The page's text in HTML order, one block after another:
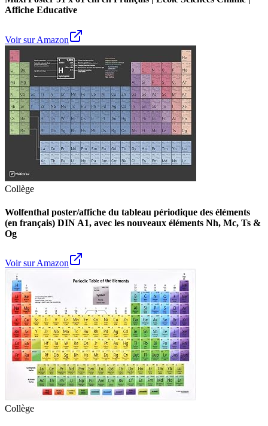
Affiche Educative
Voir sur Amazon
Collège
Wolfenthal poster/affiche du tableau périodique des éléments
(en français) DIN A1, avec les nouveaux éléments Nh, Mc, Ts &
Og
Voir sur Amazon
Collège